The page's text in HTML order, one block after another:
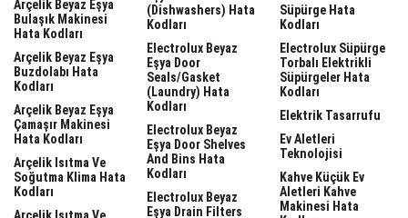
Arçelik Beyaz Eşya
Bulaşık Makinesi
Hata Kodları
Arçelik Beyaz Eşya
Buzdolabı Hata
Kodları
Arçelik Beyaz Eşya
Çamaşır Makinesi
Hata Kodları
Arçelik Isıtma Ve
Soğutma Klima Hata
Kodları
(dishwashers) Hata
Kodları
Electrolux Beyaz
Eşya Door
Seals/gasket
(laundry) Hata
Kodları
Electrolux Beyaz
Eşya Door Shelves
And Bins Hata
Kodları
Electrolux Beyaz
Eşya Drain Filters
Süpürge Hata
Kodları
Electrolux Süpürge
Torbalı Elektrikli
Süpürgeler Hata
Kodları
Elektrik Tasarrufu
Ev Aletleri
Teknolojisi
Kahve Küçük Ev
Aletleri Kahve
Makinesi Hata